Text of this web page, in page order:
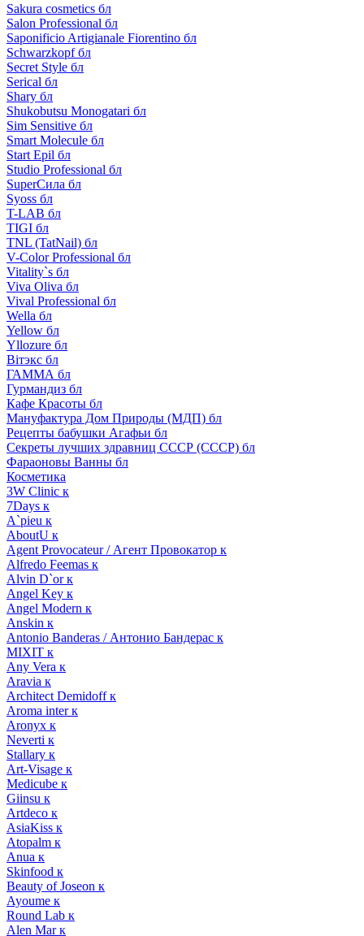
Sakura cosmetics бл
Salon Professional бл
Saponificio Artigianale Fiorentino бл
Schwarzkopf бл
Secret Style бл
Serical бл
Shary бл
Shukobutsu Monogatari бл
Sim Sensitive бл
Smart Molecule бл
Start Epil бл
Studio Professional бл
SuperСила бл
Syoss бл
T-LAB бл
TIGI бл
TNL (TatNail) бл
V-Color Professional бл
Vitality`s бл
Viva Oliva бл
Vival Professional бл
Wella бл
Yellow бл
Yllozure бл
Вiтэкс бл
ГАММА бл
Гурмандиз бл
Кафе Красоты бл
Мануфактура Дом Природы (МДП) бл
Рецепты бабушки Агафьи бл
Секреты лучших здравниц СССР (СССР) бл
Фараоновы Ванны бл
Косметика
3W Clinic к
7Days к
A`pieu к
AboutU к
Agent Provocateur / Агент Провокатор к
Alfredo Feemas к
Alvin D`or к
Angel Key к
Angel Modern к
Anskin к
Antonio Banderas / Антонио Бандерас к
MIXIT к
Any Vera к
Aravia к
Architect Demidoff к
Aroma inter к
Aronyx к
Neverti к
Stallary к
Art-Visage к
Medicube к
Giinsu к
Artdeco к
AsiaKiss к
Atopalm к
Anua к
Skinfood к
Beauty of Joseon к
Ayoume к
Round Lab к
Alen Mar к